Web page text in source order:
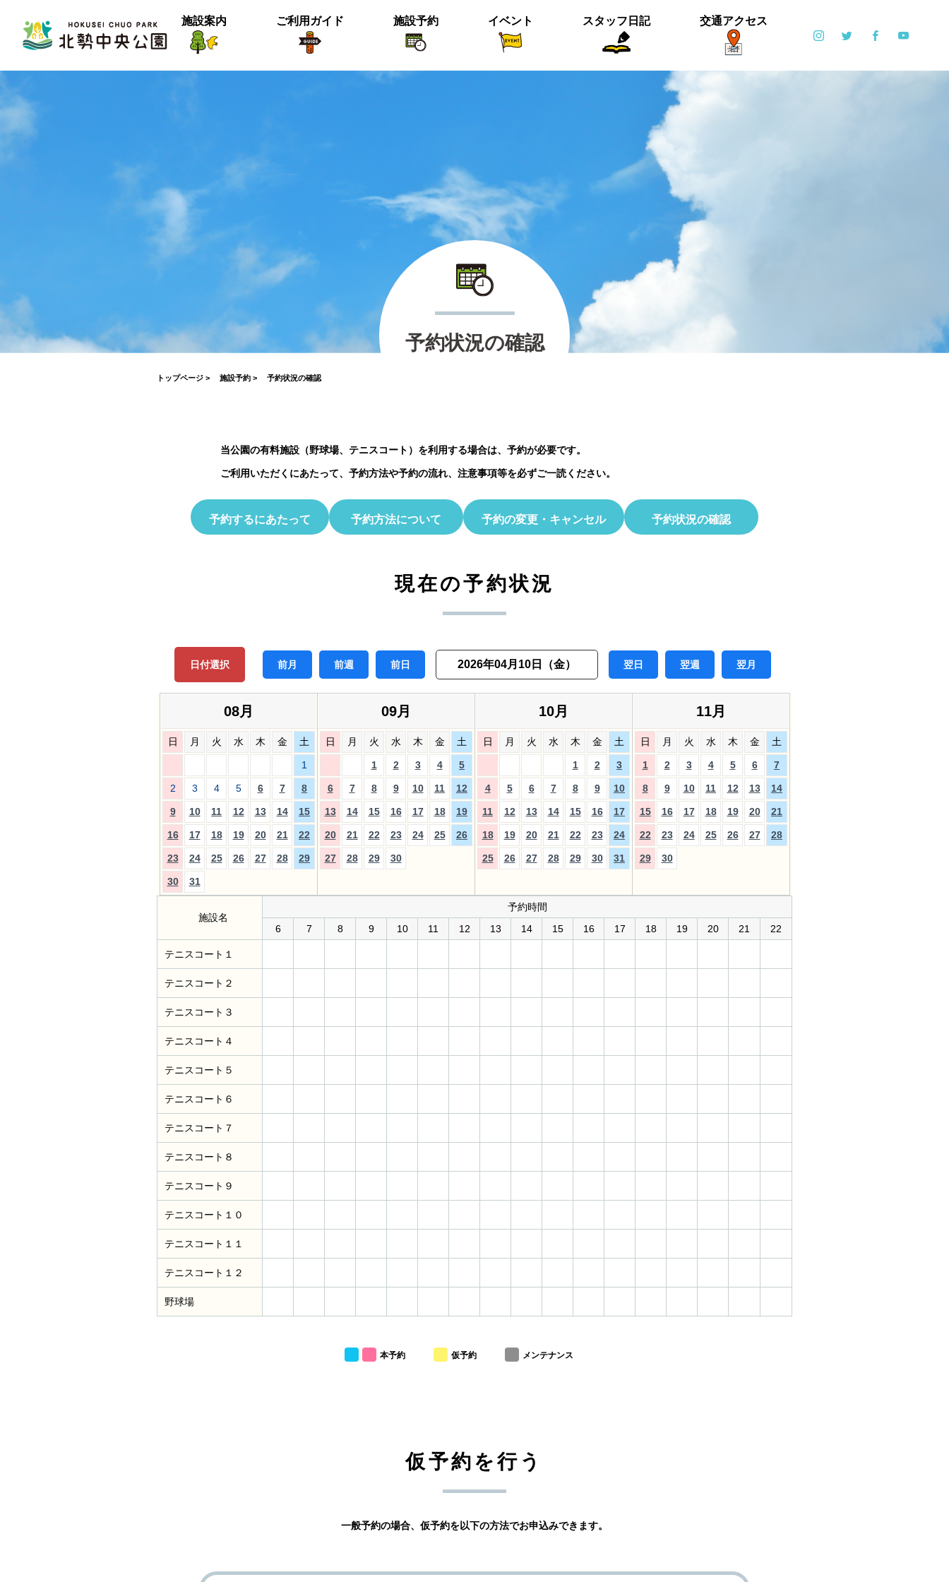
施設案内 ご利用ガイド 施設予約 イベント スタッフ日記 交通アクセス
察会
7月19日(日)開催！INABESTAX プレイベント
【北中WOODSTOCK】
【北中マルシェ2026】出店者募集のお知らせ 8月22日(土)開催☆夏の星空観察会
短冊の募集のお知らせ
6月6日(土)・6月7日(日)開催！【ブリエ
の森 Vol.2】
5月30日(土)開催☆ホタル観察会
然観察会
2026.07.17
＜動画＞ニホンシカ親子
2026.03.19
沢の森のツワブキ
がとうございました！
2025.10.01
【北中の夏と初秋 2023】ご応募写真
の紹介
2023.10.06
がとうございました
2026.04.03
＜動画＞ハシビロガモぐるぐる
2023.03.26
ツイッター始めました！
予約状況の確認
トップページ > 施設予約 > 予約状況の確認
当公園の有料施設（野球場、テニスコート）を利用する場合は、予約が必要です。
ご利用いただくにあたって、予約方法や予約の流れ、注意事項等を必ずご一読ください。
予約するにあたって 予約方法について 予約の変更・キャンセル 予約状況の確認
現在の予約状況
日付選択 前月 前週 前日 2026年04月10日（金） 翌日 翌週 翌月
08月
日 月 火 水 木 金 土
1
2 3 4 5 6 7 8
9 10 11 12 13 14 15
16 17 18 19 20 21 22
23 24 25 26 27 28 29
30 31
09月
日 月 火 水 木 金 土
1 2 3 4 5
6 7 8 9 10 11 12
13 14 15 16 17 18 19
20 21 22 23 24 25 26
27 28 29 30
10月
日 月 火 水 木 金 土
1 2 3
4 5 6 7 8 9 10
11 12 13 14 15 16 17
18 19 20 21 22 23 24
25 26 27 28 29 30 31
11月
日 月 火 水 木 金 土
1 2 3 4 5 6 7
8 9 10 11 12 13 14
15 16 17 18 19 20 21
22 23 24 25 26 27 28
29 30
施設名
予約時間
6
7 8 9 10 11 12 13 14 15 16 17 18 19 20 21 22
テニスコート１
テニスコート２
テニスコート３
テニスコート４
テニスコート５
テニスコート６
テニスコート７
テニスコート８
テニスコート９
テニスコート１０
テニスコート１１
テニスコート１２
野球場
本予約 仮予約 メンテナンス
仮予約を行う
一般予約の場合、仮予約を以下の方法でお申込みできます。